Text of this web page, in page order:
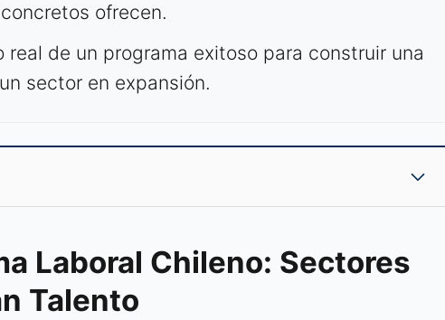
ofrecen.
real de un programa exitoso para construir una
sector en expansión.
Laboral Chileno: Sectores
Talento